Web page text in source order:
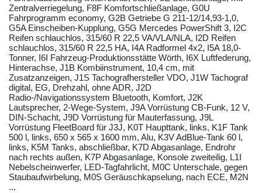
Zentralverriegelung, F8F Komfortschließanlage, G0U
Fahrprogramm economy, G2B Getriebe G 211-12/14,93-1,0,
G5A Einscheiben-Kupplung, G5G Mercedes PowerShift 3, I2C
Reifen schlauchlos, 315/60 R 22,5 VA/VLA/NLA, I2D Reifen
schlauchlos, 315/60 R 22,5 HA, I4A Radformel 4x2, I5A 18,0-
Tonner, I6I Fahrzeug-Produktionsstätte Wörth, I6X Luftfederung,
Hinterachse, J1B Kombiinstrument, 10,4 cm, mit
Zusatzanzeigen, J1S Tachografhersteller VDO, J1W Tachograf
digital, EG, Drehzahl, ohne ADR, J2D
Radio-/Navigationssystem Bluetooth, Komfort, J2K
Lautsprecher, 2-Wege-System, J9A Vorrüstung CB-Funk, 12 V,
DIN-Schacht, J9D Vorrüstung für Mauterfassung, J9L
Vorrüstung FleetBoard für J3J, K0T Haupttank, links, K1F Tank
500 l, links, 650 x 565 x 1600 mm, Alu, K3V AdBlue-Tank 60 l,
links, K5M Tanks, abschließbar, K7D Abgasanlage, Endrohr
nach rechts außen, K7P Abgasanlage, Konsole zweiteilig, L1I
Nebelscheinwerfer, LED-Tagfahrlicht, M0C Unterschale, gegen
Staubaufwirbelung, M0S Geräuschkapselung, nach ECE, M2N
...